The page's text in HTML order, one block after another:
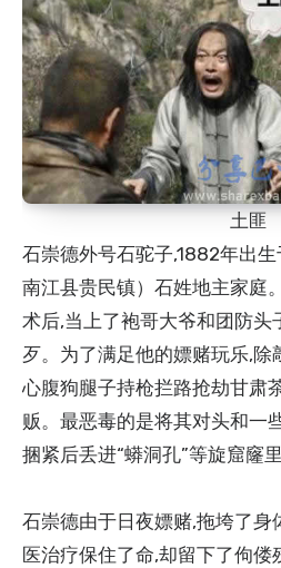
土匪
石崇德外号石驼子,1882年出生于南江县贵民关（现在
南江县贵民镇）石姓地主家庭
术后,当上了袍哥大爷和团防头
歹。为了满足他的嫖赌玩乐,除
心腹狗腿子持枪拦路抢劫甘肃
贩。最恶毒的是将其对头和一
捆紧后丢进“蟒洞孔”等旋窟窿里
石崇德由于日夜嫖赌,拖垮了身
医治疗保住了命,却留下了佝偻